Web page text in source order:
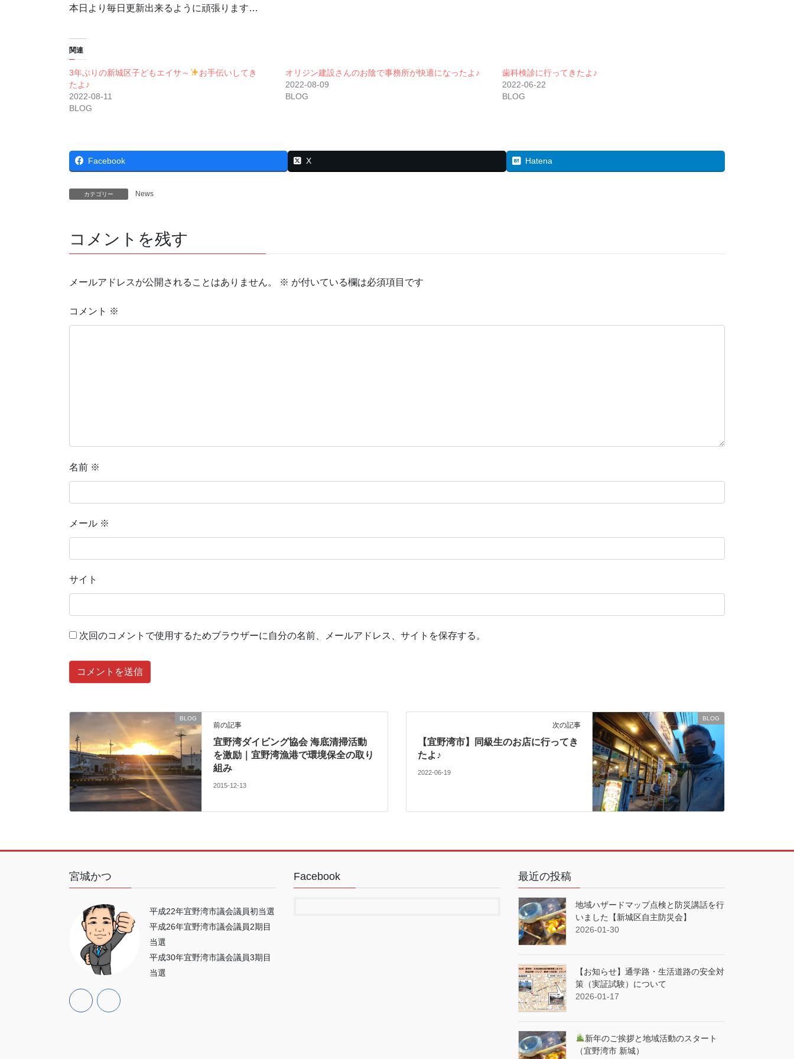
本日より毎日更新出来るように頑張ります…
関連
3年ぶりの新城区子どもエイサ～
お手伝いしてき
たよ♪
2022-08-11
BLOG
オリジン建設さんのお陰で事務所が快適になったよ♪
2022-08-09
BLOG
歯科検診に行ってきたよ♪
2022-06-22
BLOG
Facebook X Hatena
カテゴリー News
コメントを残す
メールアドレスが公開されることはありません。 ※ が付いている欄は必須項目です
コメント ※
名前 ※
メール ※
サイト
次回のコメントで使用するためブラウザーに自分の名前、メールアドレス、サイトを保存する。
BLOG
前の記事
宜野湾ダイビング協会 海底清掃活動
を激励｜宜野湾漁港で環境保全の取り
組み
2015-12-13
BLOG
次の記事
【宜野湾市】同級生のお店に行ってき
たよ♪
2022-06-19
宮城かつ
平成22年宜野湾市議会議員初当選
平成26年宜野湾市議会議員2期目
当選
平成30年宜野湾市議会議員3期目
当選
Facebook 最近の投稿
地域ハザードマップ点検と防災講話を行
いました【新城区自主防災会】
2026-01-30
【お知らせ】通学路・生活道路の安全対
策（実証試験）について
2026-01-17
新年のご挨拶と地域活動のスタート
（宜野湾市 新城）